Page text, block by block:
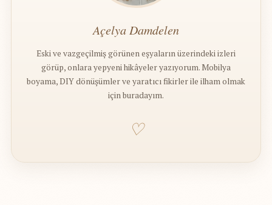
Açelya Damdelen
Eski ve vazgeçilmiş görünen eşyaların üzerindeki izleri
görüp, onlara yepyeni hikâyeler yazıyorum. Mobilya
boyama, DIY dönüşümler ve yaratıcı fikirler ile ilham olmak
için buradayım.
♡